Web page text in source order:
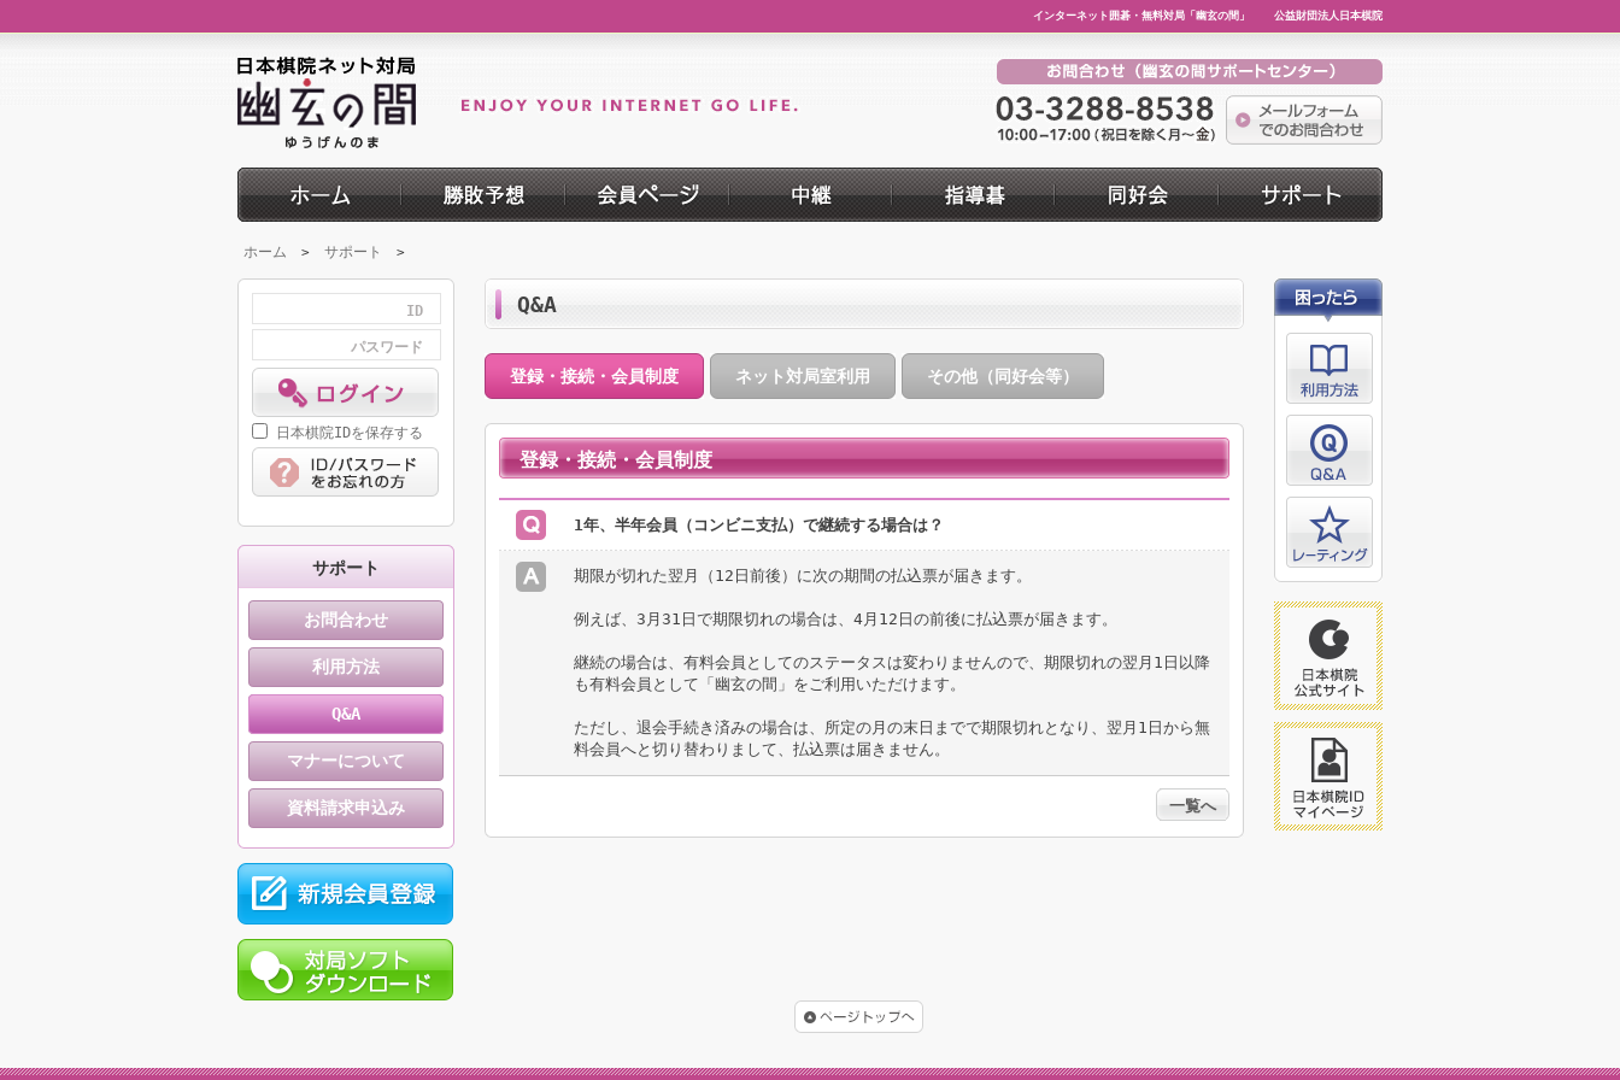
インターネット囲碁・無料対局「幽玄の間」 公益財団法人日本棋院
ホーム > サポート >
ID
パスワード
日本棋院IDを保存する
サポート
お問合わせ
利用方法
Q&A
マナーについて
資料請求申込み
Q&A
登録・接続・会員制度 ネット対局室利用 その他（同好会等）
登録・接続・会員制度
1年、半年会員（コンビニ支払）で継続する場合は？
期限が切れた翌月（12日前後）に次の期間の払込票が届きます。
例えば、3月31日で期限切れの場合は、4月12日の前後に払込票が届きます。
継続の場合は、有料会員としてのステータスは変わりませんので、期限切れの翌月1日以降
も有料会員として「幽玄の間」をご利用いただけます。
ただし、退会手続き済みの場合は、所定の月の末日までで期限切れとなり、翌月1日から無
料会員へと切り替わりまして、払込票は届きません。
一覧へ